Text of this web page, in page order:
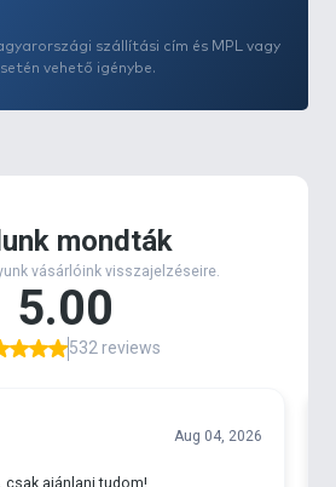
szállítási cím és MPL vagy
vehető igénybe.